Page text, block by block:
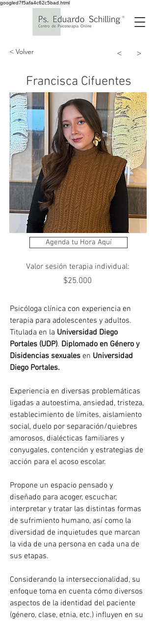
googled7f5afa4c62c5bad.html
< Volver < >
Francisca Cifuentes
Agenda tu Hora Aquí
Valor sesión terapia individual:
$25.000
Psicóloga clínica con experiencia en
terapia para adolescentes y adultos.
Titulada en la Universidad Diego
Portales (UDP). Diplomado en Género y
Disidencias sexuales en Universidad
Diego Portales.
Experiencia en diversas problemáticas
ligadas a autoestima, ansiedad, tristeza,
establecimiento de límites, aislamiento
social, duelo por separación/quiebres
amorosos, dialécticas familiares y
conyugales, contención y estrategias de
acción para el acoso escolar.
Propone un espacio pensado y
diseñado para acoger, escuchar,
interpretar y tratar las distintas formas
de sufrimiento humano, así como la
diversidad de inquietudes que marcan
la vida de una persona en cada una de
sus etapas.
Considerando la interseccionalidad, su
enfoque toma en cuenta cómo diversos
aspectos de la identidad del paciente
(género, clase, etnia, etc.) influyen en su